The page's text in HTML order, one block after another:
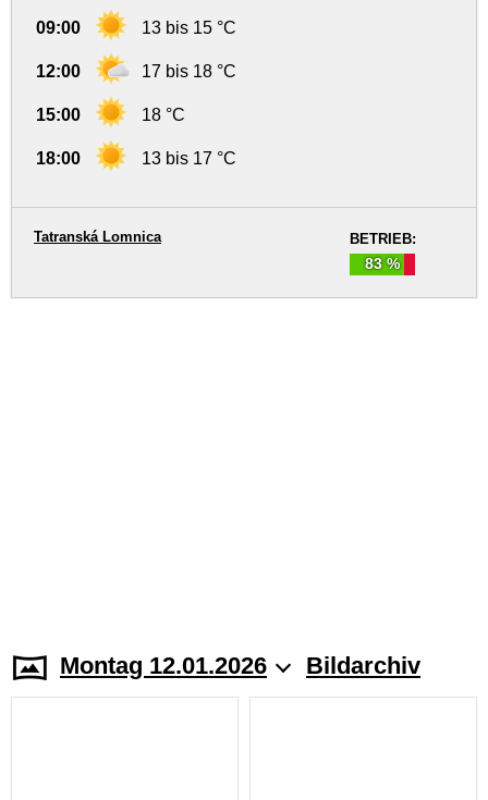
09:00 13 bis 15 °C
12:00 17 bis 18 °C
15:00 18 °C
18:00 13 bis 17 °C
BETRIEB:
83 %
Tatranská Lomnica
Montag 12.01.2026 Bildarchiv